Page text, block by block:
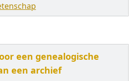
een genealogische
een archief